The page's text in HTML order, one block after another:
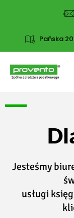
Pańska
Jesteśmy
usługi